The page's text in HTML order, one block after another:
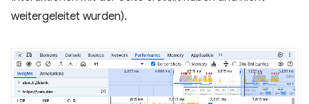
weitergeleitet wurden).